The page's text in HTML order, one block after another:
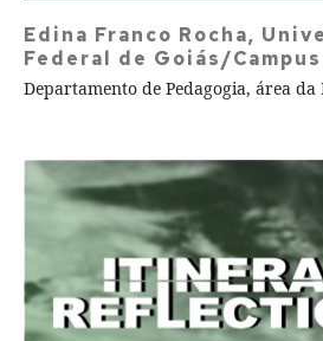
Edina Franco Rocha,
Federal de Goiás/
Departamento de Pedagogia, área da